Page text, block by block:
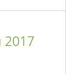
2017